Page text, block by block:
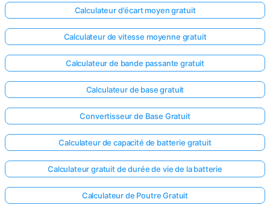
Calculateur d'écart moyen gratuit
Calculateur de vitesse moyenne gratuit
Calculateur de bande passante gratuit
Calculateur de base gratuit
Convertisseur de Base Gratuit
Calculateur de capacité de batterie gratuit
Calculateur gratuit de durée de vie de la batterie
Calculateur de Poutre Gratuit